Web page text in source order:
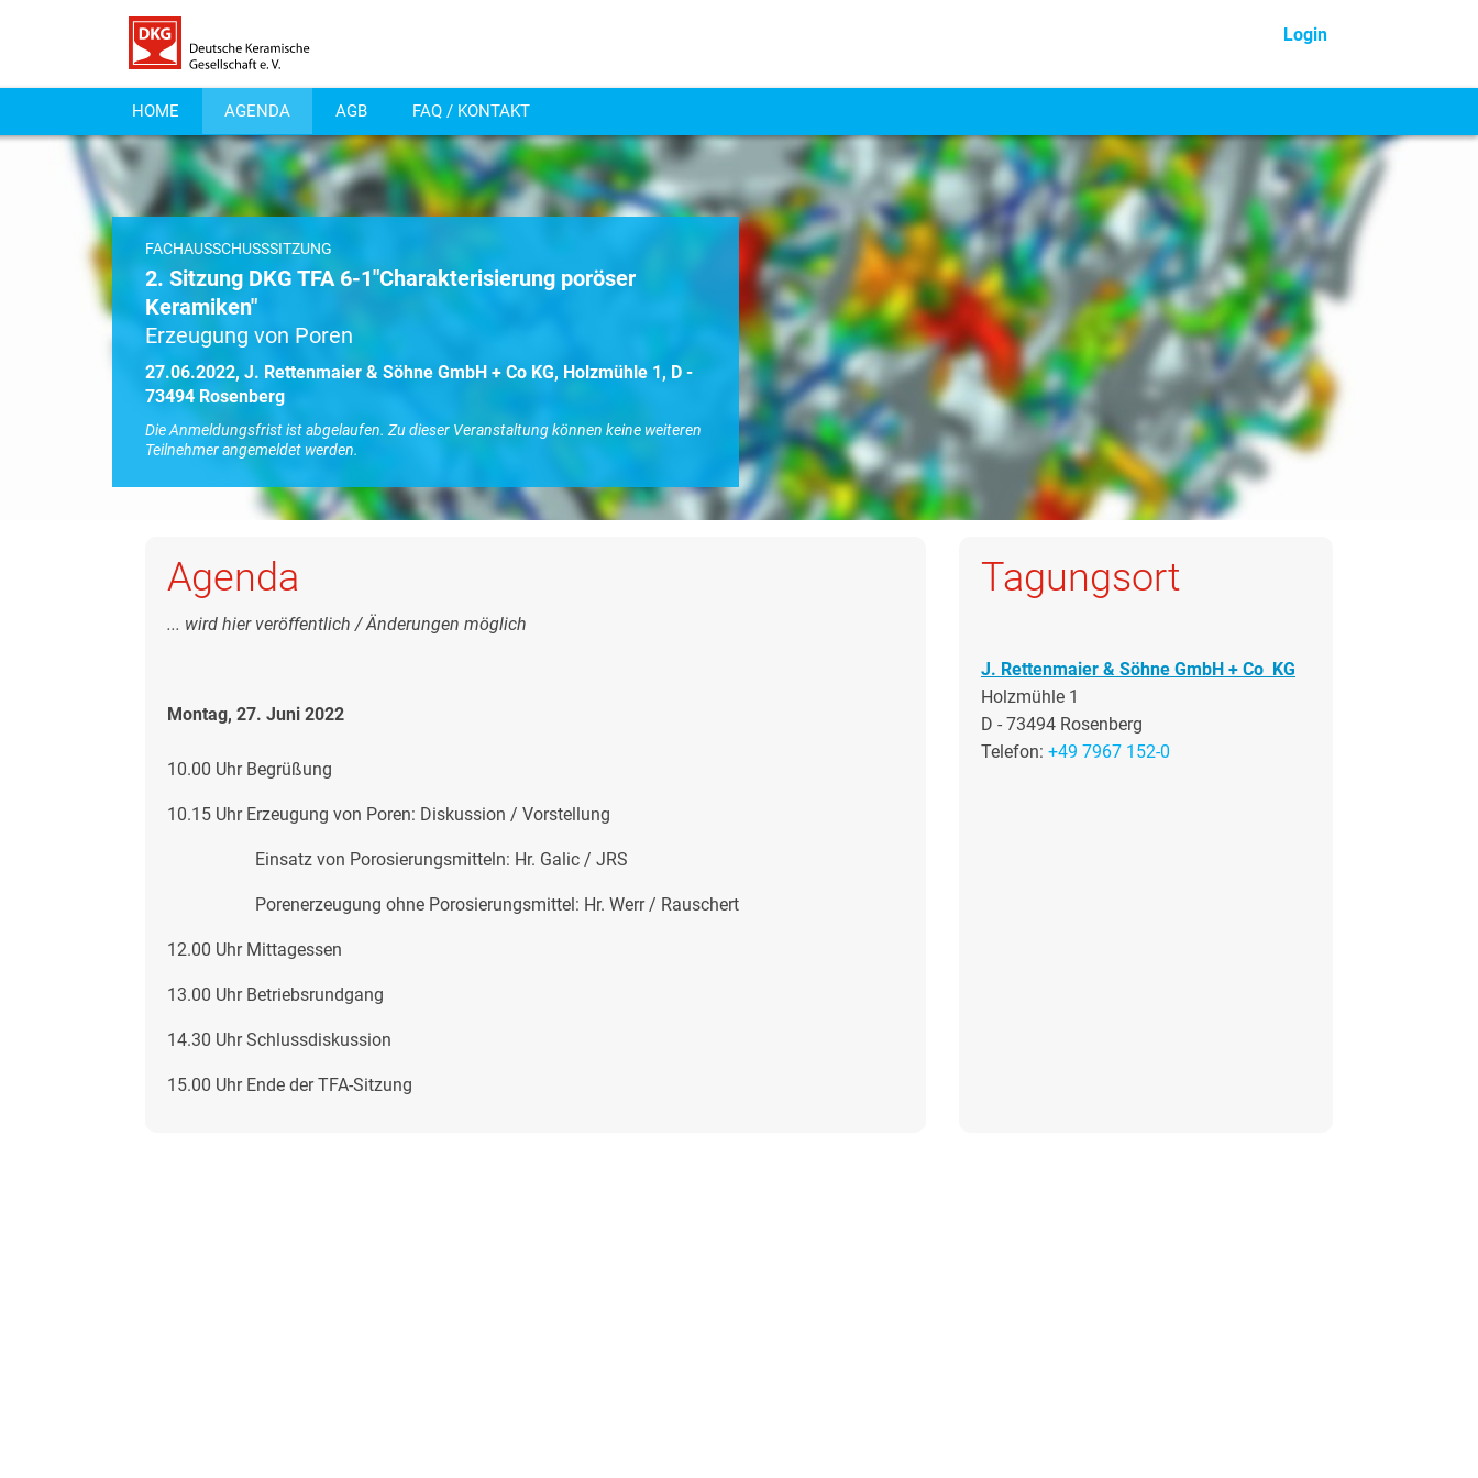
Login
HOME AGENDA AGB FAQ / KONTAKT
FACHAUSSCHUSSSITZUNG
2. Sitzung DKG TFA 6-1"Charakterisierung poröser
Keramiken"
Erzeugung von Poren
27.06.2022, J. Rettenmaier & Söhne GmbH + Co KG, Holzmühle 1, D -
73494 Rosenberg
Die Anmeldungsfrist ist abgelaufen. Zu dieser Veranstaltung können keine weiteren
Teilnehmer angemeldet werden.
Agenda
... wird hier veröffentlich / Änderungen möglich
Montag, 27. Juni 2022
10.00 Uhr Begrüßung
10.15 Uhr Erzeugung von Poren: Diskussion / Vorstellung
Einsatz von Porosierungsmitteln: Hr. Galic / JRS
Porenerzeugung ohne Porosierungsmittel: Hr. Werr / Rauschert
12.00 Uhr Mittagessen
13.00 Uhr Betriebsrundgang
14.30 Uhr Schlussdiskussion
15.00 Uhr Ende der TFA-Sitzung
Tagungsort
J. Rettenmaier & Söhne GmbH + Co KG
Holzmühle 1
D - 73494 Rosenberg
Telefon: +49 7967 152-0